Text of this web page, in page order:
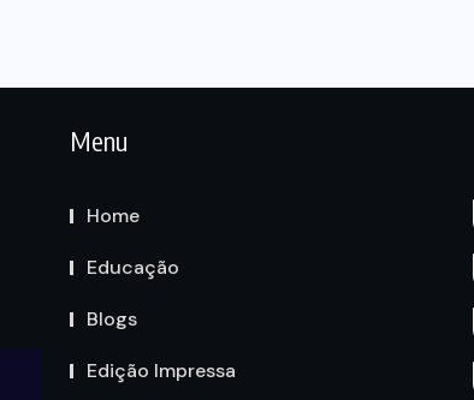
Menu
Home
Educação
Blogs
Edição Impressa